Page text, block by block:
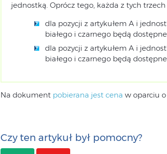
jednostką. Oprócz tego, każda z tych
dla pozycji z artykułem A i
białego i czarnego będą
dla pozycji z artykułem A i
białego i czarnego będą
Na dokument pobierana jest cena w oparciu
Czy ten artykuł był pomocny?